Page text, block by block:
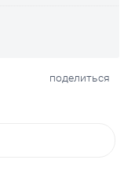
поделиться